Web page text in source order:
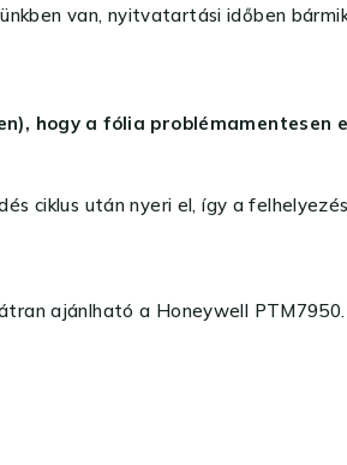
van, nyitvatartási időben
hogy a fólia
ciklus után nyeri el, így a
ajánlható a Honeywell PTM7950.